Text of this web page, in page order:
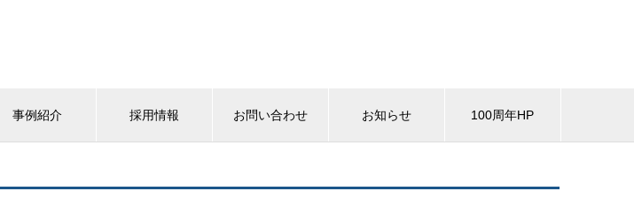
事例紹介 採用情報 お問い合わせ お知らせ 100周年HP